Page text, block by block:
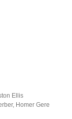
Ellis
, Homer Gere